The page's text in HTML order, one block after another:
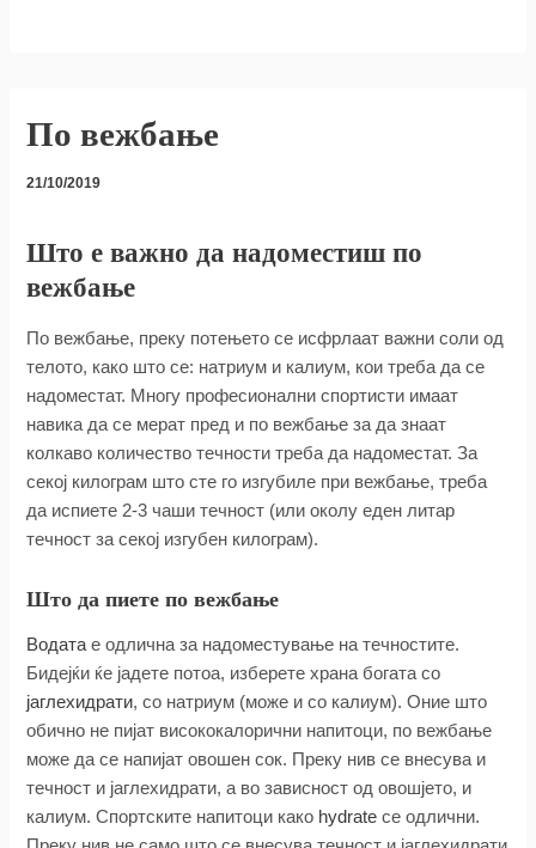
По вежбање
21/10/2019
Што е важно да надоместиш по
вежбање
По вежбање, преку потењето се исфрлаат важни соли од
телото, како што се: натриум и калиум, кои треба да се
надоместат. Многу професионални спортисти имаат
навика да се мерат пред и по вежбање за да знаат
колкаво количество течности треба да надоместат. За
секој килограм што сте го изгубиле при вежбање, треба
да испиете 2-3 чаши течност (или околу еден литар
течност за секој изгубен килограм).
Што да пиете по вежбање
Водатае одлична за надоместување на течностите.
Бидејќи ќе јадете потоа, изберете храна богата со
јаглехидрати, со натриум (може и со калиум). Оние што
обично не пијат висококалорични напитоци, по вежбање
може да се напијат овошен сок. Преку нив се внесува и
течност и јаглехидрати, а во зависност од овошјето, и
калиум. Спортските напитоци како hydrate се одлични.